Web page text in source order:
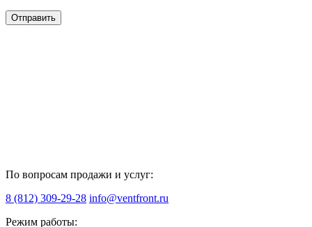
Отправить
По вопросам продажи и услуг:
8 (812) 309-29-28 info@ventfront.ru
Режим работы: